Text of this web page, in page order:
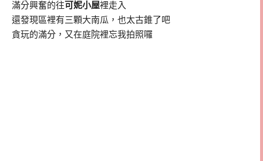
滿分興奮的往可妮小屋裡走入
還發現區裡有三顆大南瓜，也太古錐了吧
貪玩的滿分，又在庭院裡忘我拍照囉